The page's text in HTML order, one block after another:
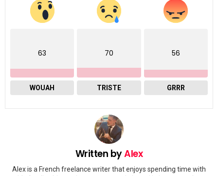
63
WOUAH
70
TRISTE
56
GRRR
Written byAlex
Alex is a French freelance writer that enjoys spending time with